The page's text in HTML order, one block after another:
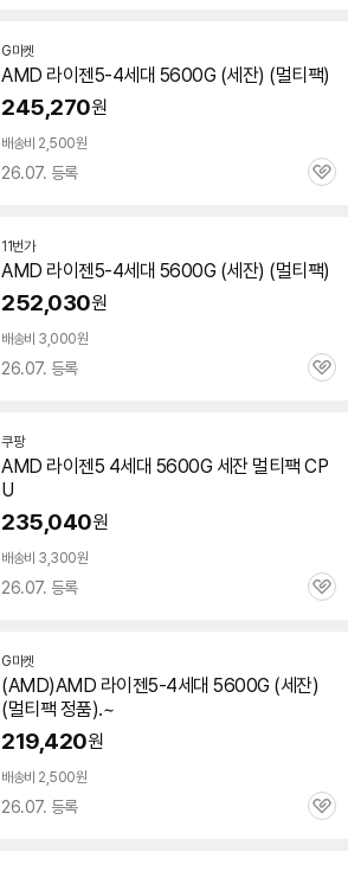
G마켓
AMD 라이젠5-4세대 5600G (세잔) (멀티팩)
245,270원
배송비 2,500원
26.07. 등록
관
11번가
AMD 라이젠5-4세대 5600G (세잔) (멀티팩)
252,030원
배송비 3,000원
26.07. 등록
관
쿠팡
AMD 라이젠5 4세대 5600G 세잔멀티팩 CP
U
235,040원
배송비 3,300원
26.07. 등록
관
G마켓
(AMD)AMD 라이젠5-4세대 5600G (세잔)
(멀티팩 정품).~
219,420원
배송비 2,500원
26.07. 등록
관